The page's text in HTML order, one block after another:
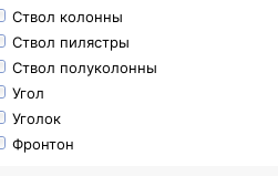
Ствол колонны
Ствол пилястры
Ствол полуколонны
Угол
Уголок
Фронтон